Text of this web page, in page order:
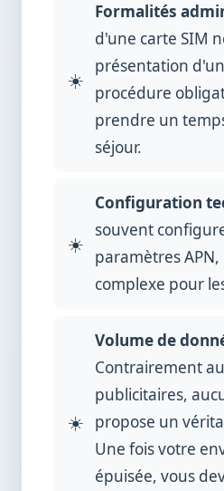
Formalités
d'une carte SIM
présentation
procédure
prendre un
séjour.
Configuration
souvent
paramètres
complexe pour
Volume de
Contrairement
publicitaires,
propose un
Une fois votre
épuisée, vous